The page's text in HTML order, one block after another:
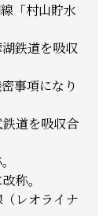
「村山貯水
鉄道を吸収
事項になり
道を吸収合
称。
レオライナ